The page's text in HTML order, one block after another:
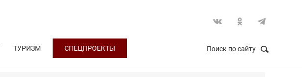
ТУРИЗМ СПЕЦПРОЕКТЫ Поиск по сайту